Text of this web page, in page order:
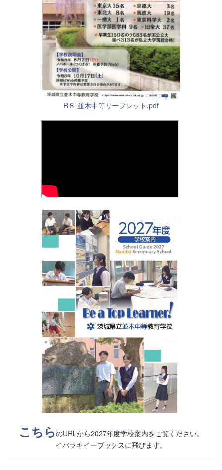
R８ 並木中等リーフレット.pdf
こちらのURLから2027年度学校案内をご覧ください。
イバラキイーブックスに飛びます。